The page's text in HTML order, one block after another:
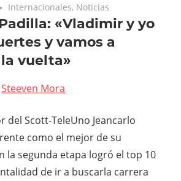
Internacionales, Noticias
«Vladimir y yo
y vamos a
vuelta»
Steeven Mora
del Scott-TeleUno Jeancarlo
como el mejor de su
la segunda etapa logró el top 10
de ir a buscarla carrera